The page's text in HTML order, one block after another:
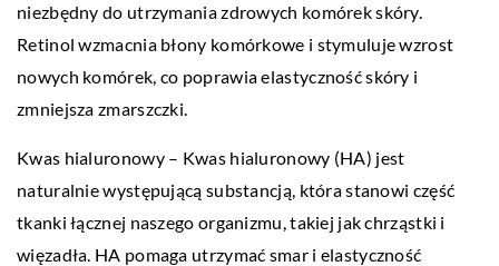
niezbędny do utrzymania zdrowych komórek skóry.
Retinol wzmacnia błony komórkowe i stymuluje wzrost
nowych komórek, co poprawia elastyczność skóry i
zmniejsza zmarszczki.
Kwas hialuronowy – Kwas hialuronowy (HA) jest
naturalnie występującą substancją, która stanowi część
tkanki łącznej naszego organizmu, takiej jak chrząstki i
więzadła. HA pomaga utrzymać smar i elastyczność